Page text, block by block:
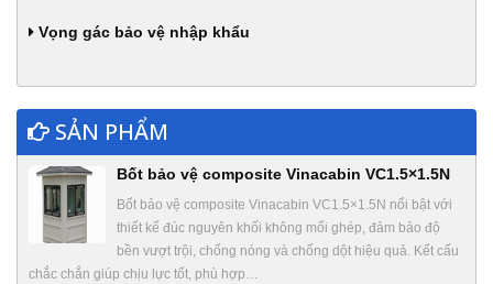
Vọng gác bảo vệ nhập khẩu
SẢN PHẨM
Bốt bảo vệ composite Vinacabin VC1.5×1.5N
Bốt bảo vệ composite Vinacabin VC1.5×1.5N nổi bật với
thiết kế đúc nguyên khối không mối ghép, đảm bảo độ
bền vượt trội, chống nóng và chống dột hiệu quả. Kết cấu
chắc chắn giúp chịu lực tốt, phù hợp…